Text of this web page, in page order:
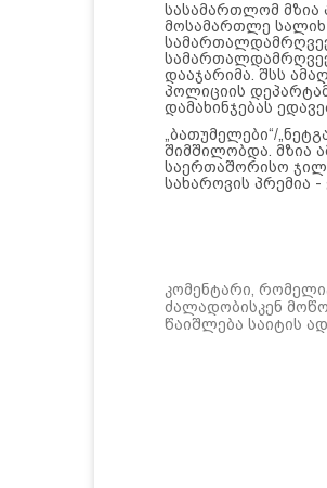
სასამართლომ მზია
მოსამართლე სალიხ
დააჯარიმა. შსს
პოლიციის
დამახინჯებას
„ბათუმელები“/
შიმშილობდა. მზია
საერთაშორისო
სახაროვის პრემია
კომენტარი,
ძალადობისკენ
წაიშლება საიტის